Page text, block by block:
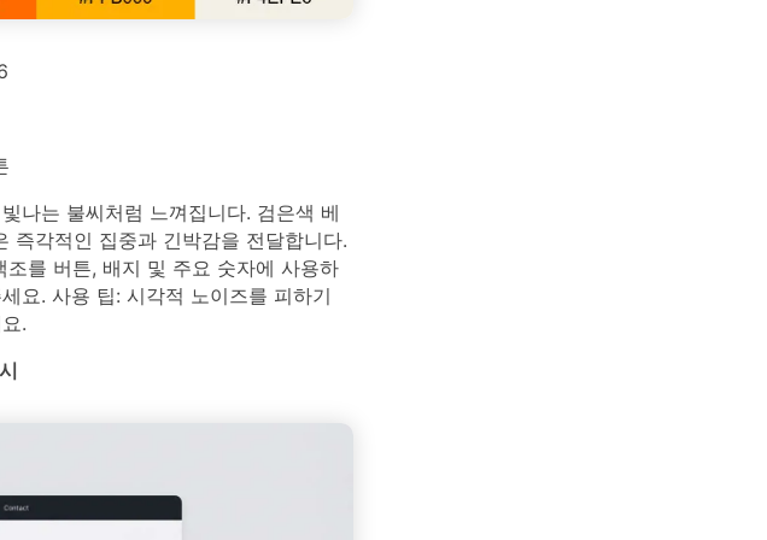
나는 불씨처럼 느껴집니다. 검은색 베
즉각적인 집중과 긴박감을 전달합니다.
를 버튼, 배지 및 주요 숫자에 사용하
요. 사용 팁: 시각적 노이즈를 피하기
.